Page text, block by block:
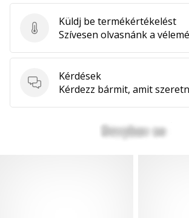
Küldj be termékértékelést
Küldj be termékértékelést
Szívesen olvasnánk a
Kérdések
Kérdések
Kérdezz bármit, amit